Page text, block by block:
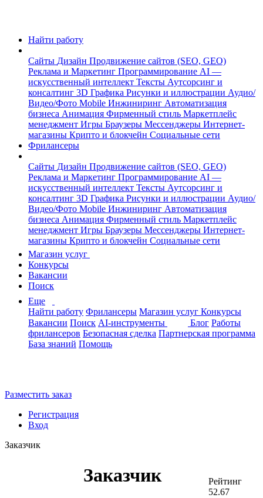
Найти работу
Сайты Дизайн Продвижение сайтов (SEO, GEO)
Реклама и Маркетинг Программирование AI —
искусственный интеллект Тексты Аутсорсинг и
консалтинг 3D Графика Рисунки и иллюстрации Аудио/
Видео/Фото Mobile Инжиниринг Автоматизация
бизнеса Анимация Фирменный стиль Маркетплейс
менеджмент Игры Браузеры Мессенджеры Интернет-
магазины Крипто и блокчейн Социальные сети
Фрилансеры
Сайты Дизайн Продвижение сайтов (SEO, GEO)
Реклама и Маркетинг Программирование AI —
искусственный интеллект Тексты Аутсорсинг и
консалтинг 3D Графика Рисунки и иллюстрации Аудио/
Видео/Фото Mobile Инжиниринг Автоматизация
бизнеса Анимация Фирменный стиль Маркетплейс
менеджмент Игры Браузеры Мессенджеры Интернет-
магазины Крипто и блокчейн Социальные сети
Магазин услуг
Конкурсы
Вакансии
Поиск
Еще
Найти работу Фрилансеры Магазин услуг Конкурсы
Вакансии Поиск AI-инструменты Блог Работы
фрилансеров Безопасная сделка Партнерская программа
База знаний Помощь
Разместить заказ
Регистрация
Вход
Заказчик
Заказчик
Рейтинг
52.67